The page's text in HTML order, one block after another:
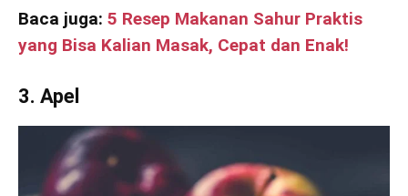
Baca juga: 5 Resep Makanan Sahur Praktis
yang Bisa Kalian Masak, Cepat dan Enak!
3. Apel